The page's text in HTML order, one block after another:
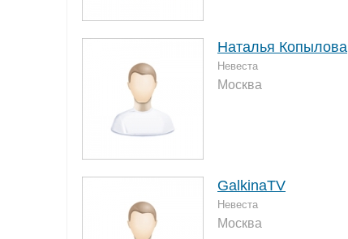
Наталья Копылова
Невеста
Москва
GalkinaTV
Невеста
Москва